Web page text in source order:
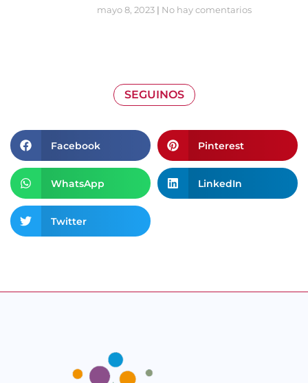
mayo 8, 2023 No hay comentarios
SEGUINOS
Facebook Pinterest
WhatsApp LinkedIn
Twitter